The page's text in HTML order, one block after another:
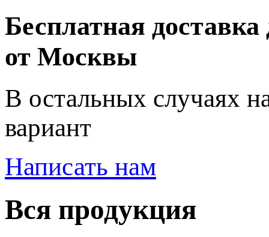
Бесплатная доставка
от Москвы
В остальных случаях
вариант
Написать нам
Вся продукция